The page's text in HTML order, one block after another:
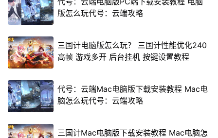
版怎么玩代号：云端攻略
三国计电脑版怎么玩？ 三国计性能优化240
高帧 游戏多开 后台挂机 按键设置教程
代号：云端Mac电脑版下载安装教程 Mac电
脑怎么玩代号：云端攻略
三国计Mac电脑版下载安装教程 Mac电脑怎